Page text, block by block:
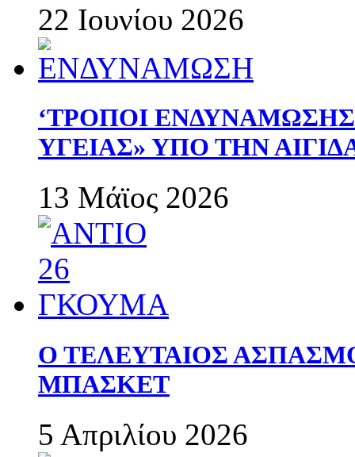
22 Ιουνίου 2026
‘ΤΡΟΠΟΙ
ΥΓΕΙΑΣ» ΥΠΟ ΤΗΝ
13 Μάϊος 2026
Ο ΤΕΛΕΥΤΑΙΟΣ
ΜΠΑΣΚΕΤ
5 Απριλίου 2026